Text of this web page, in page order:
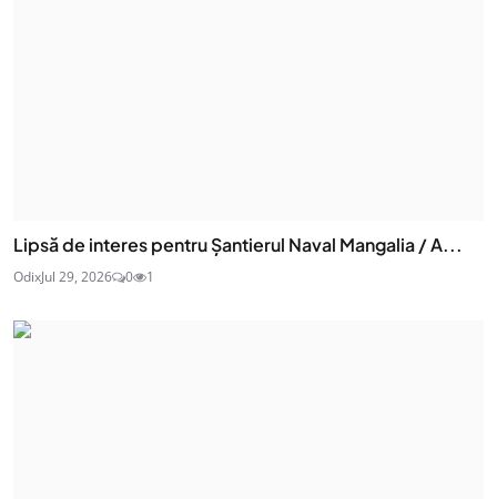
Lipsă de interes pentru Șantierul Naval Mangalia / A...
OdixJul 29, 2026 0 1